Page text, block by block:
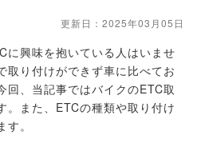
更新日：2025年03月05日
に興味を抱いている人はいませ
取り付けができず車に比べてお
回、当記事ではバイクのETC取
。また、ETCの種類や取り付け
。